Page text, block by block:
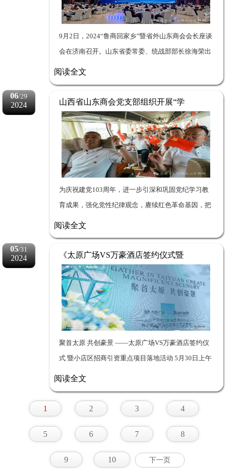
9月2日，2024“鲁商回家乡”暨省外山东商会会长座谈
会在济南召开。山东省委常委、统战部部长徐海荣出
席并讲话，山东省人大常委会副主任、省工商联主席
阅读全文
06/29
2024
山西省山东商会党支部组织开展“学
党纪，强党性，听党话，跟党走”庆
七一主题党日兴县行活动
为庆祝建党103周年，进一步引深和巩固党纪学习教
育成果，强化党性纪律观念，赓续红色革命基因，把
商会的高质量建设提升到一个新的水平。6月26日至
48名党...
阅读全文
05/31
2024
《太原广场VS万豪酒店签约仪式暨
小店区招商引资重点项目落地活
动》隆重举行
聚首太原 共创豪景 ——太原广场VS万豪酒店签约仪
式 暨小店区招商引资重点项目落地活动 5月30日上午
10时，太原新绿城房地产开发有限公司与万豪国际酒
阅读全文
1 2 3 4
5 6 7 8
9 10 下一页